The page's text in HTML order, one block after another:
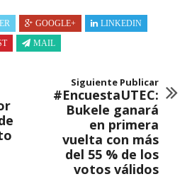
GOOGLE+
LINKEDIN
MAIL
Siguiente Publicar
#EncuestaUTEC:
Bukele ganará
en primera
vuelta con más
del 55 % de los
votos válidos